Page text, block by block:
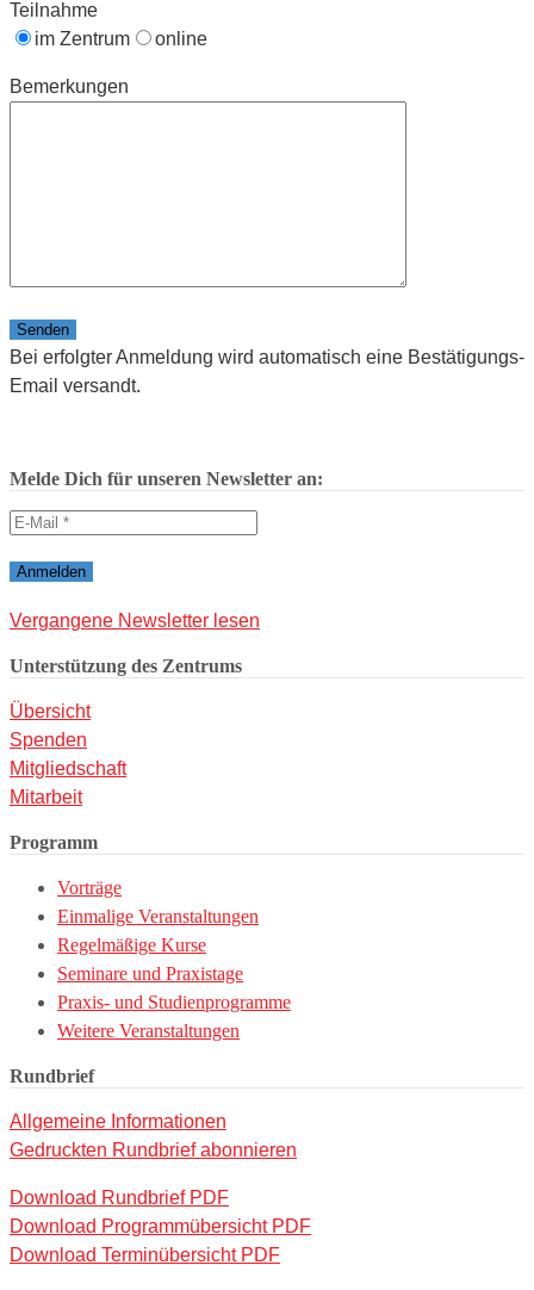
Teilnahme
im Zentrum
online
Bemerkungen
Bitte lasse dieses Feld leer.
Bei erfolgter Anmeldung wird automatisch eine Bestätigungs-
Email versandt.
Melde Dich für unseren Newsletter an:
Vergangene Newsletter lesen
Unterstützung des Zentrums
Übersicht
Spenden
Mitgliedschaft
Mitarbeit
Programm
Vorträge
Einmalige Veranstaltungen
Regelmäßige Kurse
Seminare und Praxistage
Praxis- und Studienprogramme
Weitere Veranstaltungen
Rundbrief
Allgemeine Informationen
Gedruckten Rundbrief abonnieren
Download Rundbrief PDF
Download Programmübersicht PDF
Download Terminübersicht PDF